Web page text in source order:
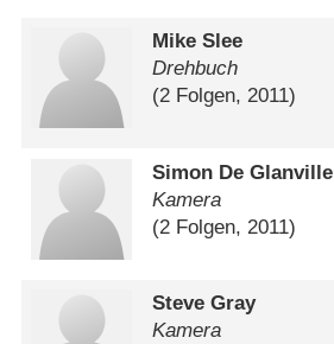
Mike Slee
Drehbuch
(2 Folgen, 2011)
Simon De Glanville
Kamera
(2 Folgen, 2011)
Steve Gray
Kamera